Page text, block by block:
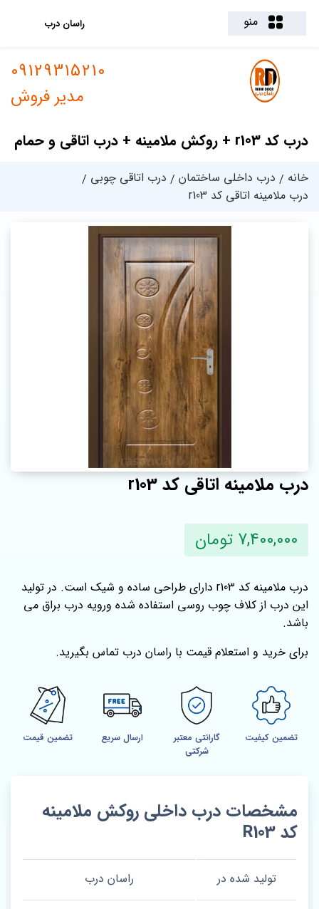
منو راسان درب
درب کد r103 + روکش ملامینه + درب اتاقی و حمام
09129315210
مدیر فروش
خانه درب داخلی ساختمان
درب اتاقی چوبی
درب ملامینه اتاقی کد r103
درب ملامینه اتاقی کد r103
7,400,000 تومان
درب ملامینه کد r103 دارای طراحی ساده و شیک است. در تولید
این درب از کلاف چوب روسی استفاده شده ورویه درب براق می
باشد.
برای خرید و استعلام قیمت با راسان درب تماس بگیرید.
تضمین کیفیت
گارانتی معتبر
شرکتی
ارسال سریع تضمین قیمت
مشخصات درب داخلی روکش ملامینه
کد R103
تولید شده در راسان درب